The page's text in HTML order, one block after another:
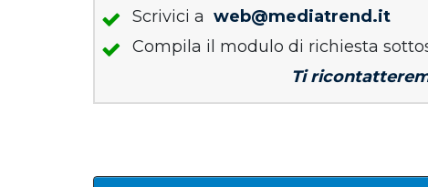
Scrivici a web@mediatrend.it
Compila il modulo di richiesta
Ti